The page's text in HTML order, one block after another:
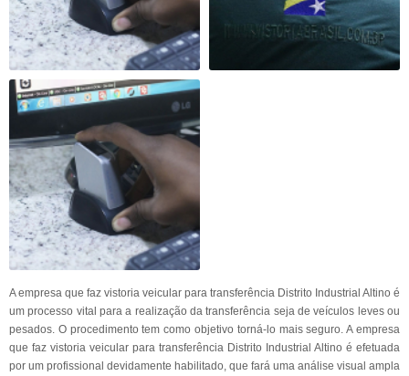
A empresa que faz vistoria veicular para transferência Distrito Industrial Altino é
um processo vital para a realização da transferência seja de veículos leves ou
pesados. O procedimento tem como objetivo torná-lo mais seguro. A empresa
que faz vistoria veicular para transferência Distrito Industrial Altino é efetuada
por um profissional devidamente habilitado, que fará uma análise visual ampla